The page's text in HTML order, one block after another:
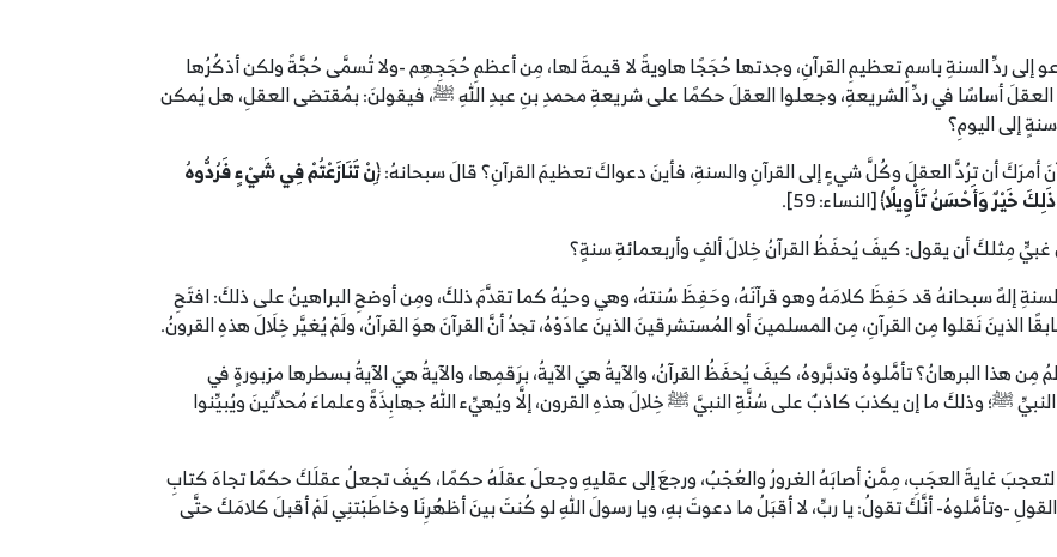
إلى ردِّ السنةِ باسمِ تعظيمِ القرآنِ، وجدتها حُجَجًا هاويةً لا قيمةَ لها، مِن أعظمِ حُجَجِهِم -ولا تُسمَّى حُجَّةً ولكن أذكُرُها
أساسًا في ردِّ الشريعةِ، وجعلوا العقلَ حكمًا على شريعةِ محمدِ بنِ عبدِ اللهِ ﷺ، فيقولنَ: بمُقتضى العقلِ، هل يُمكن
إلى اليومِ؟
أن ترُدَّ العقلَ وكُلَّ شيءٍ إلى القرآنِ والسنةِ، فأينَ دعواكَ تعظيمَ القرآنِ؟ قالَ سبحانهُ: ﴿ِنْ تَنَازَعْتُمْ فِي شَيْءٍ فَرُدُّوهُ
ذَلِكَ خَيْرٌ وَأَحْسَنُ تَأْوِيلًا﴾ [النساء: 59].
غبيٍّ مِثلكَ أن يقول: كيفَ يُحفَظُ القرآنُ خِلالَ ألفٍ وأربعمائةِ سنةٍ؟
إلهً سبحانهُ قد حَفِظَ كلامَهُ وهو قرآنَهُ، وحَفِظَ سُنتهُ، وهي وحيُهُ كما تقدَّمَ ذلكَ، ومِن أوضحِ البراهينُ على ذلكَ: افتَحِ
الذينَ نَقلوا مِن القرآنِ، مِن المسلمينَ أو المُستشرقينَ الذينَ عادَوْهُ، تجدُ أنَّ القرآنَ هوَ القرآنُ، ولَمْ يُغيَّر خِلَالَ هذهِ القرونُ.
هذا البرهانُ؟ تأمَّلوهُ وتدبَّروهُ، كيفَ يُحفَظُ القرآنُ، والآيةُ هيَ الآيةُ، برَقمِها، والآيةُ هيَ الآيةُ بسطرها مزبورةٍ في
ﷺ؛ وذلكَ ما إن يكذبَ كاذبٌ على سُنَّةِ النبيَّ ﷺ خِلالَ هذهِ القرون، إلَّا ويُهيِّء اللهُ جهابِذَةً وعلماءَ مُحدِّثينَ ويُبيِّنوا
لتعجبَ غايةَ العجَبِ، مِمَّنْ أصابَهُ الغرورُ والعُجْبُ، ورجعَ إلى عقليهِ وجعلَ عقلَهُ حكمًا، كيفَ تجعلُ عقلَكَ حكمًا تجاهَ كتابِ
-وتأمَّلوهُ- أنَّكَ تقولُ: يا ربِّ، لا أقبَلُ ما دعوتَ بهِ، ويا رسولَ اللهِ لو كُنتَ بينَ أظهُرِنَا وخاطَبْتنِي لَمْ أقبلَ كلامَكَ حتَّى